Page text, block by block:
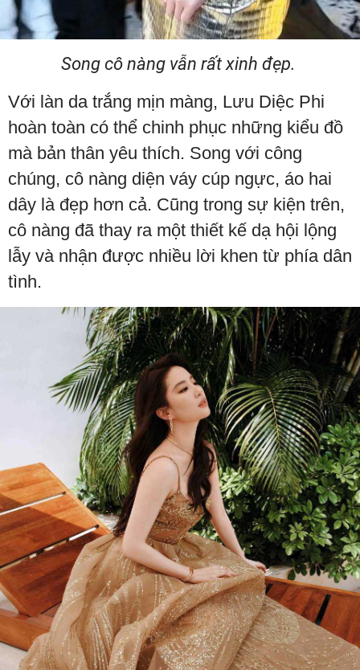
Song cô nàng vẫn rất xinh đẹp.
Với làn da trắng mịn màng, Lưu Diệc Phi
hoàn toàn có thể chinh phục những kiểu đồ
mà bản thân yêu thích. Song với công
chúng, cô nàng diện váy cúp ngực, áo hai
dây là đẹp hơn cả. Cũng trong sự kiện trên,
cô nàng đã thay ra một thiết kế dạ hội lộng
lẫy và nhận được nhiều lời khen từ phía dân
tình.